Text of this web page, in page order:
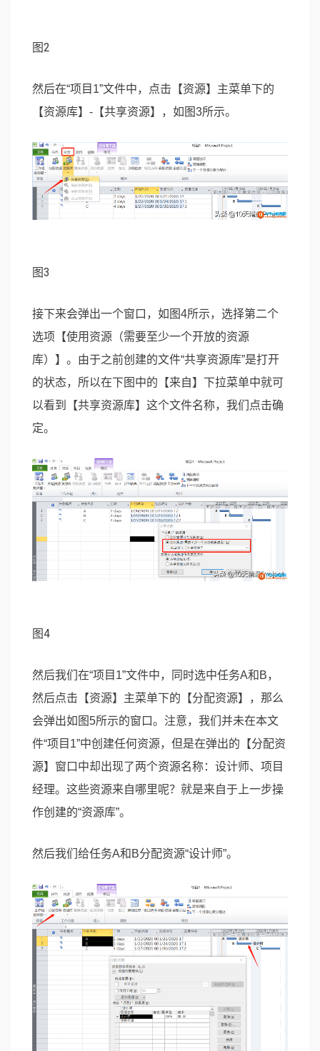
图2
然后在“项目1”文件中，点击【资源】主菜单下的
【资源库】-【共享资源】，如图3所示。
图3
接下来会弹出一个窗口，如图4所示，选择第二个
选项【使用资源（需要至少一个开放的资源
库）】。由于之前创建的文件“共享资源库”是打开
的状态，所以在下图中的【来自】下拉菜单中就可
以看到【共享资源库】这个文件名称，我们点击确
定。
图4
然后我们在“项目1”文件中，同时选中任务A和B，
然后点击【资源】主菜单下的【分配资源】，那么
会弹出如图5所示的窗口。注意，我们并未在本文
件“项目1”中创建任何资源，但是在弹出的【分配资
源】窗口中却出现了两个资源名称：设计师、项目
经理。这些资源来自哪里呢？就是来自于上一步操
作创建的“资源库”。
然后我们给任务A和B分配资源“设计师”。